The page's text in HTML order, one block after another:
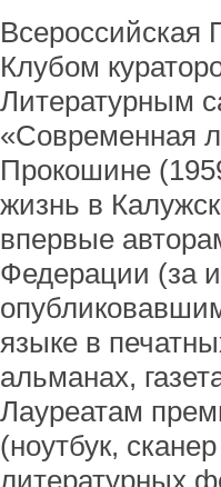
Клубом
Литературным
«Современная
Прокошине
жизнь в
впервые
Федерации (за
языке в
альманах,
Лауреатам
(ноутбук,
литературных